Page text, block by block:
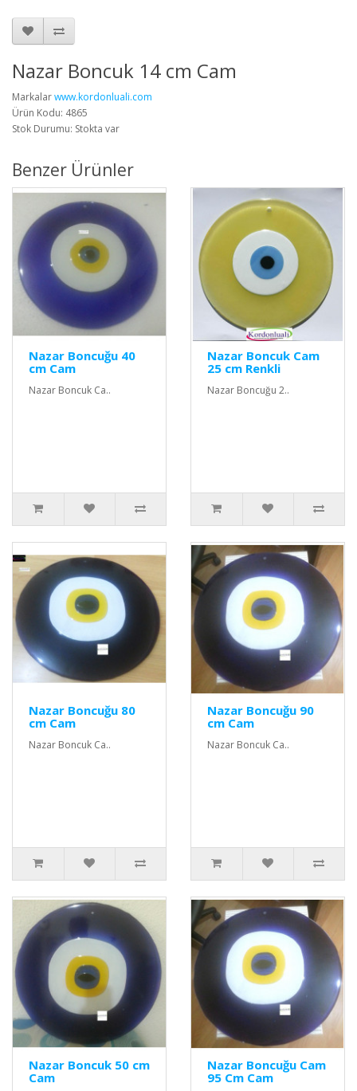
Nazar Boncuk 14 cm Cam
Markalarwww.kordonluali.com
Ürün Kodu: 4865
Stok Durumu: Stokta var
Benzer Ürünler
Nazar Boncuğu 40
cm Cam
Nazar Boncuk Ca..
Nazar Boncuk Cam
25 cm Renkli
Nazar Boncuğu 2..
Nazar Boncuğu 80
cm Cam
Nazar Boncuk Ca..
Nazar Boncuğu 90
cm Cam
Nazar Boncuk Ca..
Nazar Boncuk 50 cm
Cam
Nazar Boncuğu Cam
95 Cm Cam